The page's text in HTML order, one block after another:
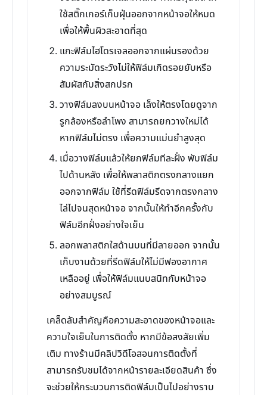
ใช้สติ๊กเกอร์เก็บฝุ่นออกจากหน้าจอให้หมด
เพื่อให้พื้นผิวสะอาดที่สุด
แกะฟิล์มไฮโดรเจลออกจากแผ่นรองด้วย
ความระมัดระวังไม่ให้ฟิล์มเกิดรอยยับหรือ
สัมผัสกับสิ่งสกปรก
วางฟิล์มลงบนหน้าจอ เล็งให้ตรงโดยดูจาก
รูกล้องหรือลำโพง สามารถยกวางใหม่ได้
หากฟิล์มไม่ตรง เพื่อความแม่นยำสูงสุด
เมื่อวางฟิล์มแล้วให้ยกฟิล์มทีละฝั่ง พับฟิล์ม
ไปด้านหลัง เพื่อให้พลาสติกตรงกลางแยก
ออกจากฟิล์ม ใช้ที่รีดฟิล์มรีดจากตรงกลาง
ไล่ไปจนสุดหน้าจอ จากนั้นให้ทำอีกครั้งกับ
ฟิล์มอีกฝั่งอย่างใจเย็น
ลอกพลาสติกใสด้านบนที่มีลายออก จากนั้น
เก็บงานด้วยที่รีดฟิล์มให้ไม่มีฟองอากาศ
เหลืออยู่ เพื่อให้ฟิล์มแนบสนิทกับหน้าจอ
อย่างสมบูรณ์
เคล็ดลับสำคัญคือความสะอาดของหน้าจอและ
ความใจเย็นในการติดตั้ง หากมีข้อสงสัยเพิ่ม
เติม ทางร้านมีคลิปวิดีโอสอนการติดตั้งที่
สามารถรับชมได้จากหน้ารายละเอียดสินค้า ซึ่ง
จะช่วยให้กระบวนการติดฟิล์มเป็นไปอย่างราบ